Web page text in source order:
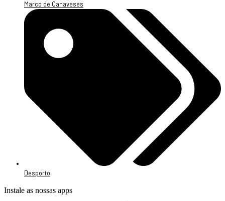
Marco de Canaveses
Desporto
Instale as nossas apps